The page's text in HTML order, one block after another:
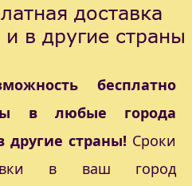
доставка
в другие страны
бесплатно
в любые города
другие страны! Сроки
в ваш город